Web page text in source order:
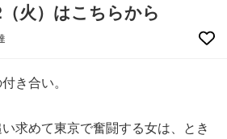
火）はこちらから
き合い。
求めて東京で奮闘する女は、とき